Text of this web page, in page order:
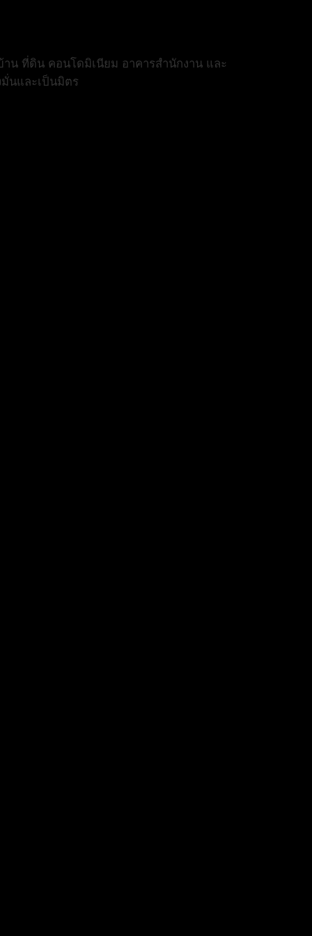
น ที่ดิน คอนโดมิเนียม อาคารสำนักงาน และ
นและเป็นมิตร